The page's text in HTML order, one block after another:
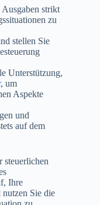
strikt
zu
stellen Sie
Unterstützung,
, um
Aspekte
und
auf dem
steuerlichen
Ihre
Sie die